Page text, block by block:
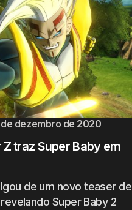
de dezembro de 2020
traz Super Baby em
de um novo teaser de
Super Baby 2